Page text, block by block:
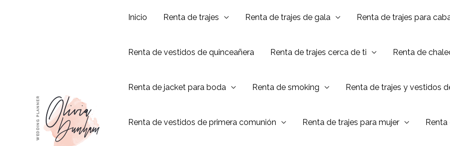
Inicio Renta de trajes Renta de trajes de gala Renta de trajes para
Renta de vestidos de quinceañera Renta de trajes cerca de ti Renta de
Renta de jacket para boda Renta de smoking Renta de trajes y vestidos
Renta de vestidos de primera comunión Renta de trajes para mujer